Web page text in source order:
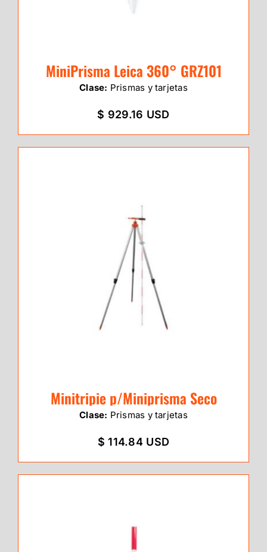
MiniPrisma Leica 360° GRZ101
Clase: Prismas y tarjetas
$ 929.16 USD
Minitripie p/Miniprisma Seco
Clase: Prismas y tarjetas
$ 114.84 USD